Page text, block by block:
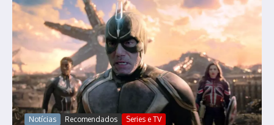
Notícias Recomendados Series e TV